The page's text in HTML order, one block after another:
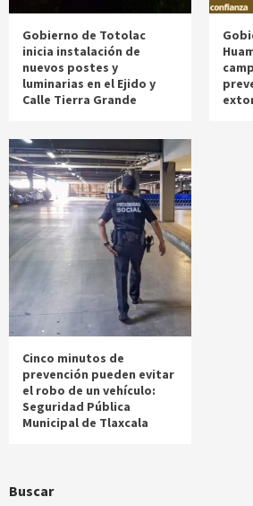
Gobierno de Totolac
inicia instalación de
nuevos postes y
luminarias en el Ejido y
Calle Tierra Grande
Cinco minutos de
prevención pueden evitar
el robo de un vehículo:
Seguridad Pública
Municipal de Tlaxcala
Buscar